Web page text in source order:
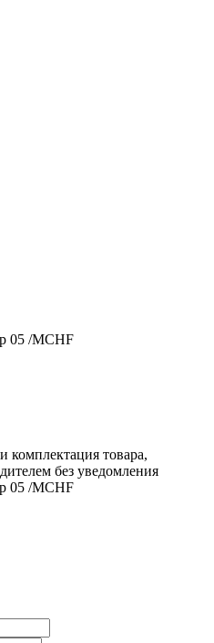
05 /MCHF
комплектация товара,
без уведомления
05 /MCHF